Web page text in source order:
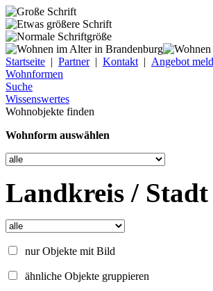
Startseite | Partner| Kontakt | Angebot
Wohnformen
Suche
Wissenswertes
Wohnobjekte finden
Wohnform auswählen
Landkreis / Stadt
nur Objekte mit Bild
ähnliche Objekte gruppieren